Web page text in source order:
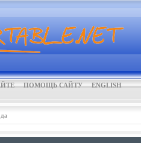
ПОМОЩЬ САЙТУ ENGLISH